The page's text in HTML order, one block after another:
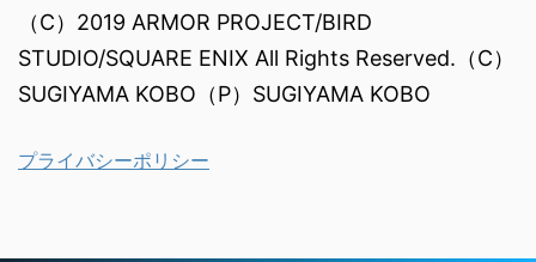
（C）2019 ARMOR PROJECT/BIRD
STUDIO/SQUARE ENIX All Rights Reserved.（C）
SUGIYAMA KOBO（P）SUGIYAMA KOBO
プライバシーポリシー